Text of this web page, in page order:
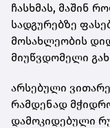
ჩასხმას, მაშინ
სადგურებზე
მოსახლეობის
მიუწვდომელი
არსებული
რამდენად
დამოკიდებული